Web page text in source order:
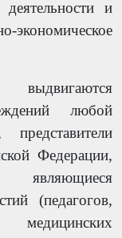
и
экономическое
любой
представители
Федерации,
(педагогов,
медицинских